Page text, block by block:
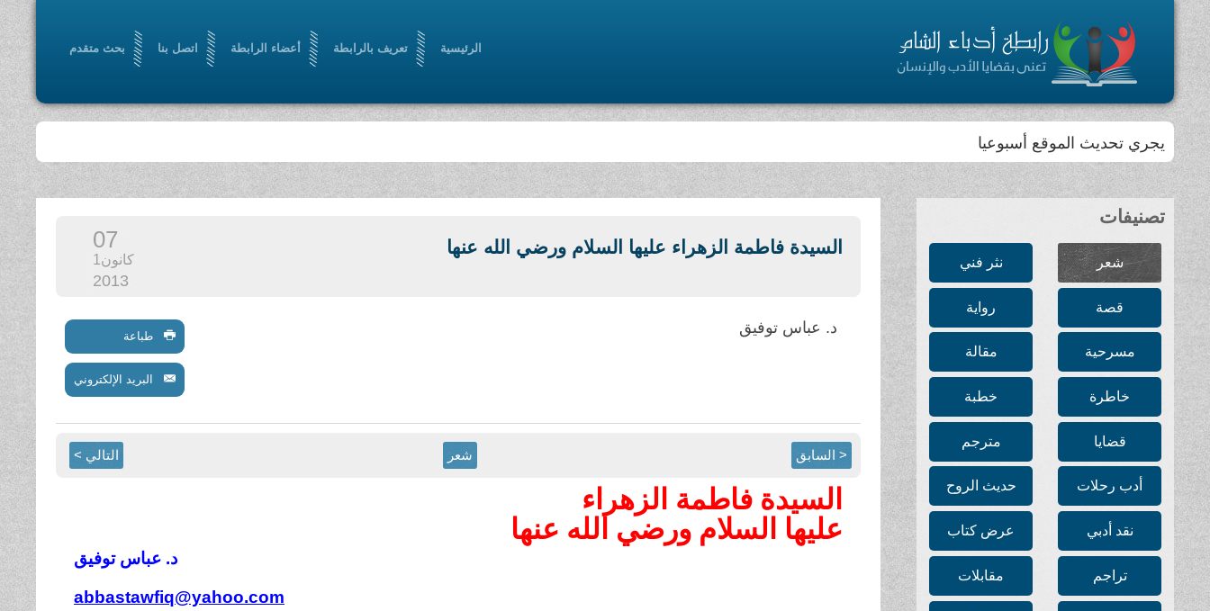
الرئيسية تعريف بالرابطة أعضاء الرابطة اتصل بنا بحث متقدم
يجري تحديث الموقع أسبوعيا
تصنيفات
شعر نثر فني
قصة رواية
مسرحية مقالة
خاطرة خطبة
قضايا مترجم
أدب رحلات حديث الروح
نقد أدبي عرض كتاب
تراجم مقابلات
السيدة فاطمة الزهراء عليها السلام ورضي الله عنها 07
كانون1
2013
د. عباس توفيق طباعة
البريد الإلكتروني
< السابق شعر التالي >
السيدة فاطمة الزهراء
عليها السلام ورضي الله عنها
د. عباس توفيق
abbastawfiq@yahoo.com